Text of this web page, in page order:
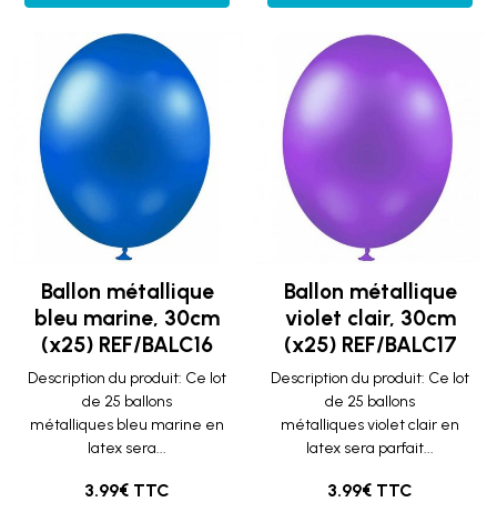
Ballon métallique
bleu marine, 30cm
(x25) REF/BALC16
Description du produit: Ce lot
de 25 ballons
métalliques bleu marine en
latex sera...
3.99€ TTC
Ballon métallique
violet clair, 30cm
(x25) REF/BALC17
Description du produit: Ce lot
de 25 ballons
métalliques violet clair en
latex sera parfait...
3.99€ TTC